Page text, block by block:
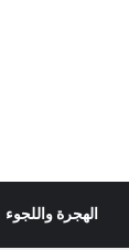
الهجرة واللجوء